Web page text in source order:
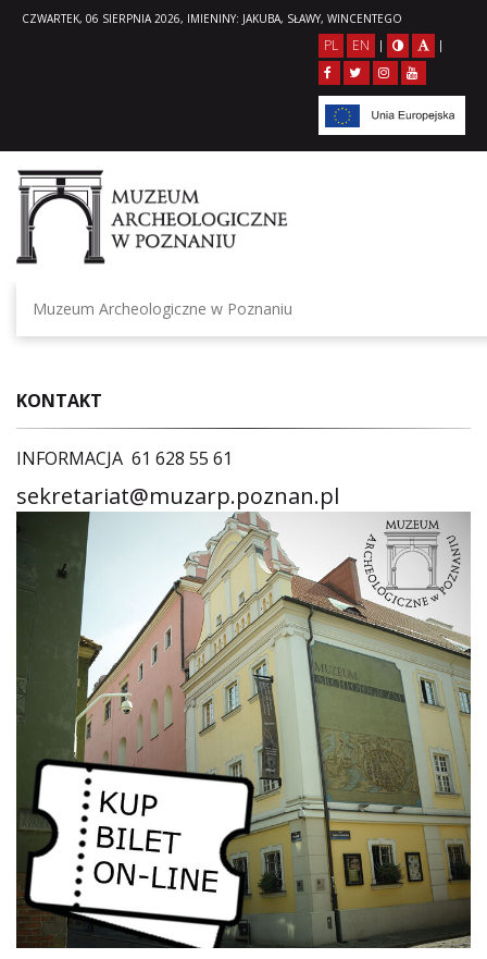
CZWARTEK, 06 SIERPNIA 2026, IMIENINY: JAKUBA, SŁAWY, WINCENTEGO
PL EN | |
Muzeum Archeologiczne w Poznaniu
KONTAKT
INFORMACJA 61 628 55 61
sekretariat@muzarp.poznan.pl